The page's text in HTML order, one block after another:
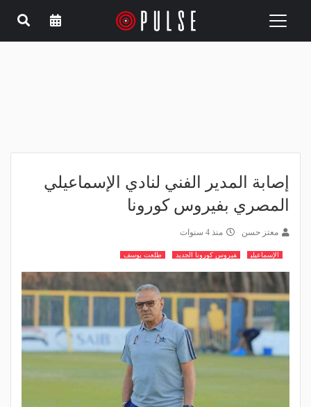
Toggle
إصابة المدير الفني لنادي الإسماعيلي
المصري بفيروس كورونا
معتز حسن منذ 4 سنوات
الإسماعيلي فيروس كورونا الجديد طلعت يوسف